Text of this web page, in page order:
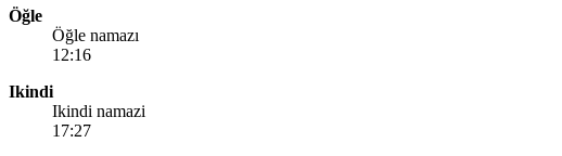
Öğle
Öğle namazı
12:16
Ikindi
Ikindi namazi
17:27